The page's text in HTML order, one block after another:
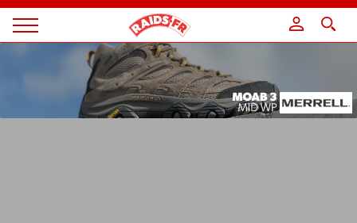
Magazine
Panneau de gestion des cookies